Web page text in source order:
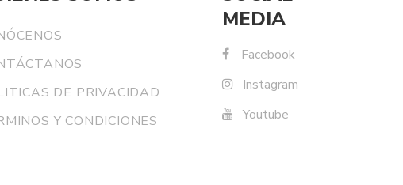
DE PRIVACIDAD
Y CONDICIONES
MEDIA
Facebook
Instagram
Youtube